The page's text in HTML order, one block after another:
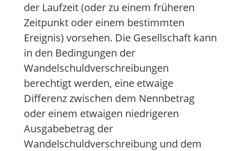
der Laufzeit (oder zu einem früheren
Zeitpunkt oder einem bestimmten
Ereignis) vorsehen. Die Gesellschaft kann
in den Bedingungen der
Wandelschuldverschreibungen
berechtigt werden, eine etwaige
Differenz zwischen dem Nennbetrag
oder einem etwaigen niedrigeren
Ausgabebetrag der
Wandelschuldverschreibung und dem